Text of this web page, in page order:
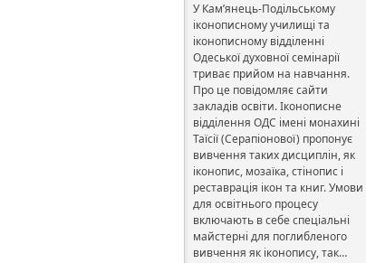
У Кам’янець-Подільському
іконописному училищі та
іконописному відділенні
Одеської духовної семінарії
триває прийом на навчання.
Про це повідомляє сайти
закладів освіти. Іконописне
відділення ОДС імені монахині
Таїсії (Серапіонової) пропонує
вивчення таких дисциплін, як
іконопис, мозаїка, стінопис і
реставрація ікон та книг. Умови
для освітнього процесу
включають в себе спеціальні
майстерні для поглибленого
вивчення як іконопису, так…